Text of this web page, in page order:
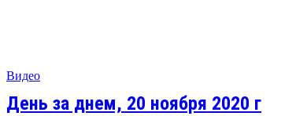
Видео
День за днем, 20 ноября 2020 г